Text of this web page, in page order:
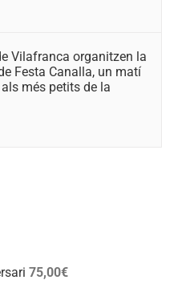
Vilafranca organitzen la
Festa Canalla, un matí
més petits de la
75,00€